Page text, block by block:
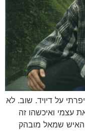
על דיויד. שוב. לא
עצמי ואיכשהו זה
האיש שמאל מובהק